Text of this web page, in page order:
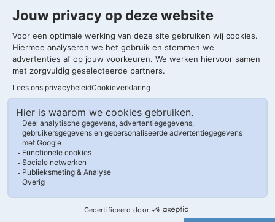
Kleine Landtong 29
4201 HL Gorinchem
Drachten
T. 0183 820 300
Morrapark, Morra 2-5
Volg ons op LinkedIn